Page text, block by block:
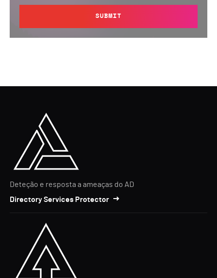
SUBMIT
Deteção e resposta a ameaças do AD
Directory Services Protector